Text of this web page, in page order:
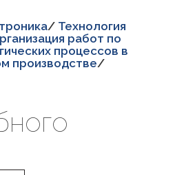
/ Технология
работ по
процессов в
производстве/